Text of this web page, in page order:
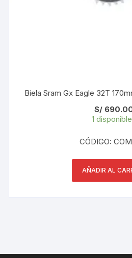
Biela Sram Gx Eagle 32T
S/
1
CÓDIGO:
AÑADIR AL